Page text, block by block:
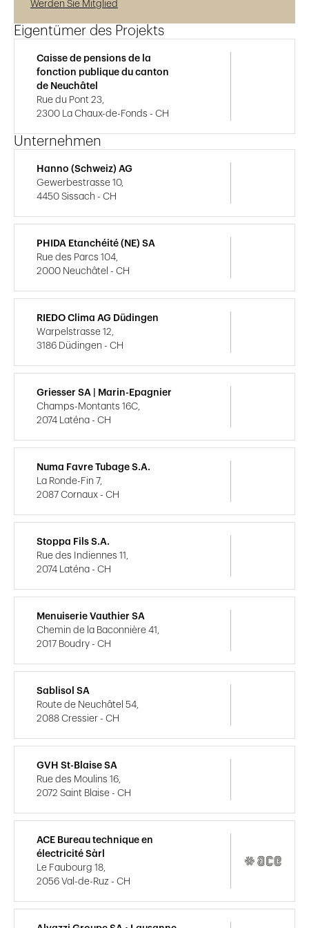
Werden Sie Mitglied
Eigentümer des Projekts
Caisse de pensions de la
fonction publique du canton
de Neuchâtel
Rue du Pont 23,
2300 La Chaux-de-Fonds - CH
Unternehmen
Hanno (Schweiz) AG
Gewerbestrasse 10,
4450 Sissach - CH
PHIDA Etanchéité (NE) SA
Rue des Parcs 104,
2000 Neuchâtel - CH
RIEDO Clima AG Düdingen
Warpelstrasse 12,
3186 Düdingen - CH
Griesser SA | Marin-Epagnier
Champs-Montants 16C,
2074 Laténa - CH
Numa Favre Tubage S.A.
La Ronde-Fin 7,
2087 Cornaux - CH
Stoppa Fils S.A.
Rue des Indiennes 11,
2074 Laténa - CH
Menuiserie Vauthier SA
Chemin de la Baconnière 41,
2017 Boudry - CH
Sablisol SA
Route de Neuchâtel 54,
2088 Cressier - CH
GVH St-Blaise SA
Rue des Moulins 16,
2072 Saint Blaise - CH
ACE Bureau technique en
électricité Sàrl
Le Faubourg 18,
2056 Val-de-Ruz - CH